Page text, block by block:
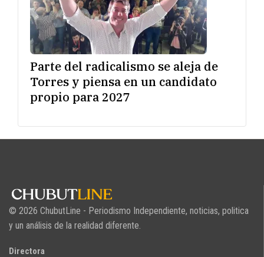
Parte del radicalismo se aleja de
Torres y piensa en un candidato
propio para 2027
© 2026 ChubutLine - Periodismo Independiente, noticias, politica
y un análisis de la realidad diferente.
Directora